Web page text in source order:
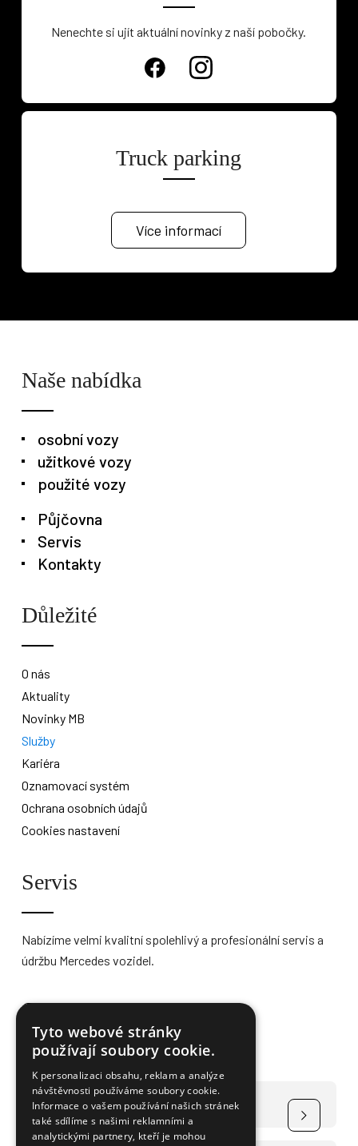
Nenechte si ujít aktuální novinky z naší pobočky.
Truck parking
Více informací
Naše nabídka
osobní vozy
užitkové vozy
použité vozy
Půjčovna
Servis
Kontakty
Důležité
O nás
Aktuality
Novinky MB
Služby
Kariéra
Oznamovací systém
Ochrana osobních údajů
Cookies nastavení
Servis
Nabízíme velmi kvalitní spolehlivý a profesionální servis a
údržbu Mercedes vozidel.
Více informací
Čerpání dotace na elektromobily
Užitkové vozy
Poslat
Tyto webové stránky
používají soubory cookie.
K personalizaci obsahu, reklam a analýze
návštěvnosti používáme soubory cookie.
Informace o vašem používání našich stránek
také sdílíme s našimi reklamními a
analytickými partnery, kteří je mohou